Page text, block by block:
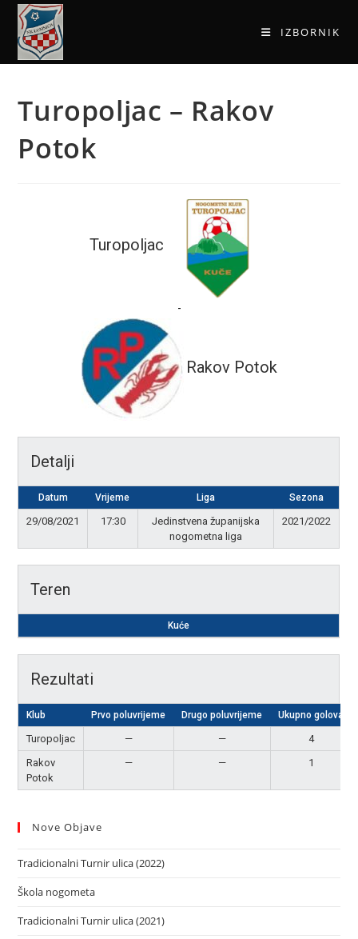
IZBORNIK
Turopoljac – Rakov
Potok
Turopoljac
-
Rakov Potok
Detalji
Datum Vrijeme Liga Sezona
29/08/2021 17:30
Jedinstvena županijska
nogometna liga
2021/2022
Teren
Kuće
Rezultati
Klub Prvo poluvrijeme Drugo poluvrijeme Ukupno golova
Turopoljac — —
4
Rakov
Potok
— — 1
Nove Objave
Tradicionalni Turnir ulica (2022)
Škola nogometa
Tradicionalni Turnir ulica (2021)